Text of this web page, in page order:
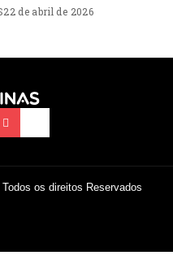
22 de abril de 2026
os direitos Reservados